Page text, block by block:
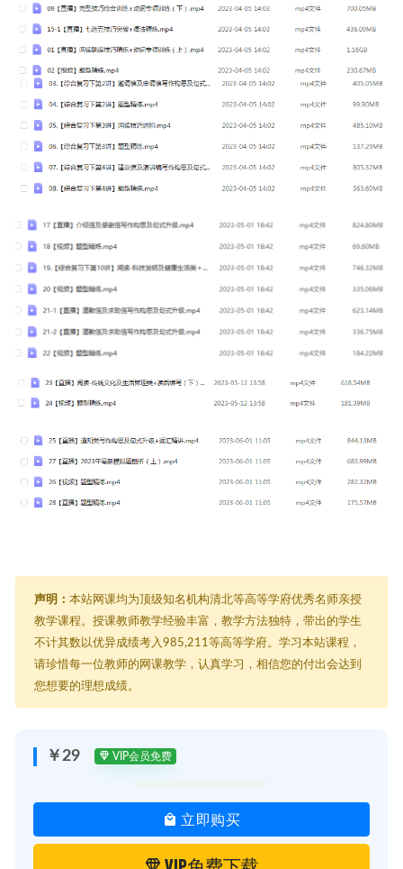
声明： 本站网课均为顶级知名机构清北等高等学府优秀名师亲授
教学课程。授课教师教学经验丰富，教学方法独特，带出的学生
不计其数以优异成绩考入985,211等高等学府。学习本站课程，
请珍惜每一位教师的网课教学，认真学习，相信您的付出会达到
您想要的理想成绩。
￥29 VIP会员免费
立即购买